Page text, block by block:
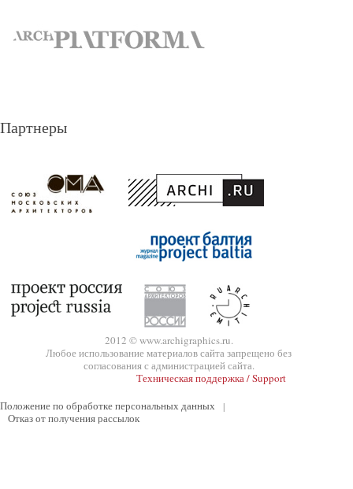
Партнеры
2012 © www.archigraphics.ru.
Любое использование материалов сайта запрещено без
согласования с администрацией сайта.
Техническая поддержка / Support
Положение по обработке персональных данных
|
Отказ от получения рассылок